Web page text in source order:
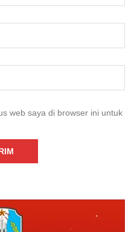
web saya di browser ini untuk